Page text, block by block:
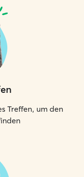
Treffen, um den